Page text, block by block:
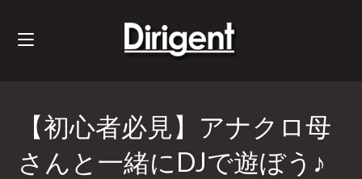
【初心者必見】アナクロ母
さんと一緒にDJで遊ぼう♪